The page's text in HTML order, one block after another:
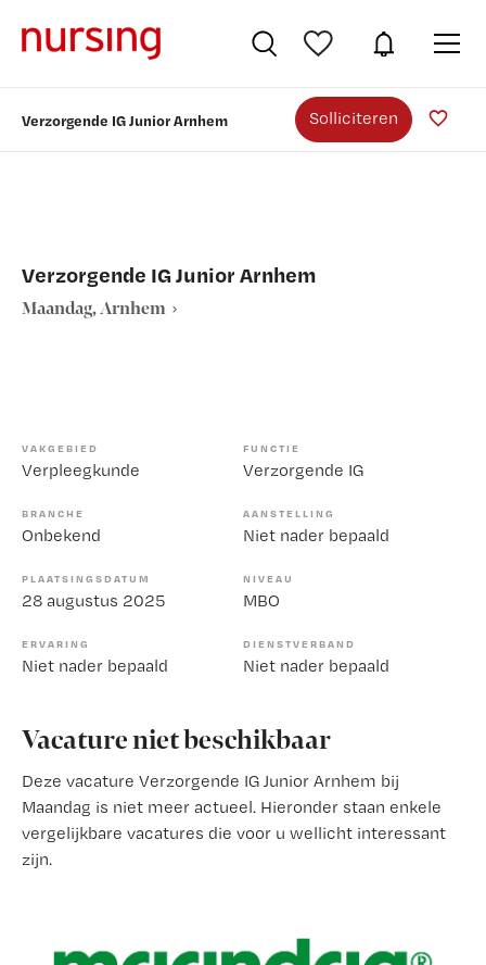
Verzorgende IG Junior Arnhem Solliciteren
Verzorgende IG Junior Arnhem
Maandag, Arnhem
VAKGEBIED
Verpleegkunde
FUNCTIE
Verzorgende IG
BRANCHE
Onbekend
AANSTELLING
Niet nader bepaald
PLAATSINGSDATUM
28 augustus 2025
NIVEAU
MBO
ERVARING
Niet nader bepaald
DIENSTVERBAND
Niet nader bepaald
Vacature niet beschikbaar
Deze vacature Verzorgende IG Junior Arnhem bij
Maandag is niet meer actueel. Hieronder staan enkele
vergelijkbare vacatures die voor u wellicht interessant
zijn.